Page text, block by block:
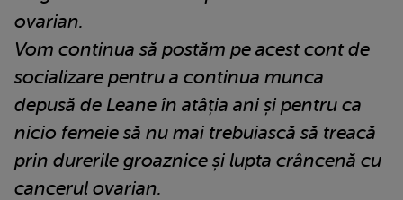
ovarian.
Vom continua să postăm pe acest cont de
socializare pentru a continua munca
depusă de Leane în atâția ani și pentru ca
nicio femeie să nu mai trebuiască să treacă
prin durerile groaznice și lupta crâncenă cu
cancerul ovarian.